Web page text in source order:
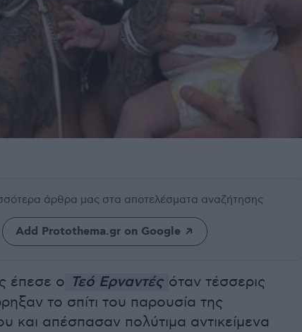
άρθρα μας στα αποτελέσματα αναζήτησης
Add Protothema.gr on Google
έπεσε ο Τεό Ερναντές όταν τέσσερις
το σπίτι του παρουσία της
και απέσπασαν πολύτιμα αντικείμενα